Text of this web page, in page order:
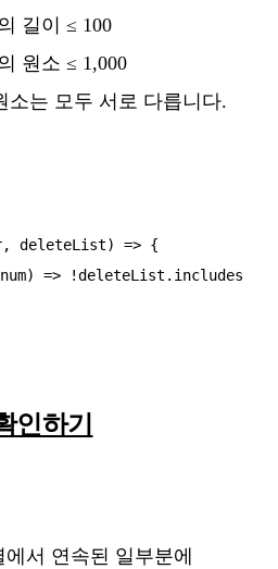
길이 ≤ 100
원소 ≤ 1,000
소는 모두 서로 다릅니다.
deleteList) => {
인하기
서 연속된 일부분에